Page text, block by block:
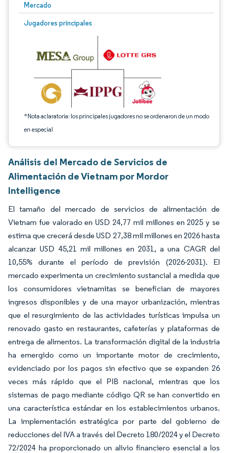
Mercado
Jugadores principales
*Nota aclaratoria: los principales jugadores no se ordenaron de un modo
en especial
Imagen © Mordor Intelligence. El uso requiere atribución según CC BY 4.0.
Análisis del Mercado de Servicios de
Alimentación de Vietnam por Mordor
Intelligence
El tamaño del mercado de servicios de alimentación de
Vietnam fue valorado en USD 24,77 mil millones en 2025 y se
estima que crecerá desde USD 27,38 mil millones en 2026 hasta
alcanzar USD 45,21 mil millones en 2031, a una CAGR del
10,55% durante el período de previsión (2026-2031). El
mercado experimenta un crecimiento sustancial a medida que
los consumidores vietnamitas se benefician de mayores
ingresos disponibles y de una mayor urbanización, mientras
que el resurgimiento de las actividades turísticas impulsa un
renovado gasto en restaurantes, cafeterías y plataformas de
entrega de alimentos. La transformación digital de la industria
ha emergido como un importante motor de crecimiento,
evidenciado por los pagos sin efectivo que se expanden 26
veces más rápido que el PIB nacional, mientras que los
sistemas de pago mediante código QR se han convertido en
una característica estándar en los establecimientos urbanos.
La implementación estratégica por parte del gobierno de
reducciones del IVA a través del Decreto 180/2024 y el Decreto
72/2024 ha proporcionado un alivio financiero esencial a los